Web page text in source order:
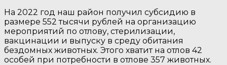
На 2022 год наш район получил субсидию в
размере 552 тысячи рублей на организацию
мероприятий по отлову, стерилизации,
вакцинации и выпуску в среду обитания
бездомных животных. Этого хватит на отлов 42
особей при потребности в отлове 357 животных.